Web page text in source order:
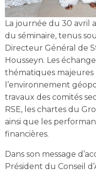
La journée du 30 avril
du séminaire, tenus
Directeur Général de
Housseyn. Les
thématiques majeures
l’environnement
travaux des comités
RSE, les chartes du
ainsi que les
financières.
Dans son message
Président du Conseil